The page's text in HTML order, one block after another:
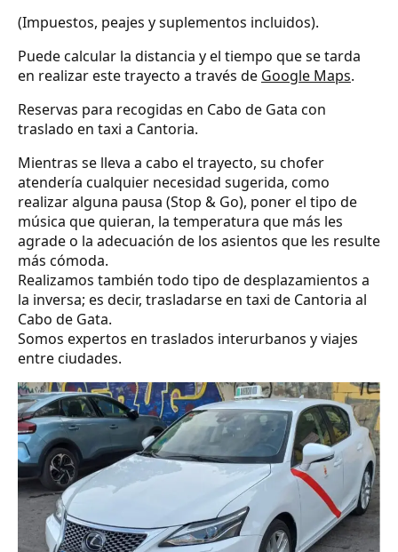
(Impuestos, peajes y suplementos incluidos).
Puede calcular la distancia y el tiempo que se tarda
en realizar este trayecto a través de Google Maps.
Reservas para recogidas en Cabo de Gata con
traslado en taxi a Cantoria.
Mientras se lleva a cabo el trayecto, su chofer
atendería cualquier necesidad sugerida, como
realizar alguna pausa (Stop & Go), poner el tipo de
música que quieran, la temperatura que más les
agrade o la adecuación de los asientos que les resulte
más cómoda.
Realizamos también todo tipo de desplazamientos a
la inversa; es decir, trasladarse en taxi de Cantoria al
Cabo de Gata.
Somos expertos en traslados interurbanos y viajes
entre ciudades.